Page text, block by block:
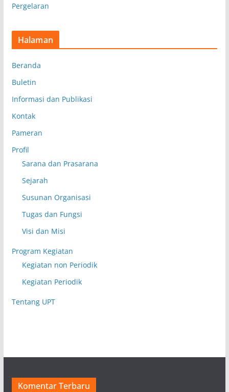
Pergelaran
Halaman
Beranda
Buletin
Informasi dan Publikasi
Kontak
Pameran
Profil
Sarana dan Prasarana
Sejarah
Susunan Organisasi
Tugas dan Fungsi
Visi dan Misi
Program Kegiatan
Kegiatan non Periodik
Kegiatan Periodik
Tentang UPT
Komentar Terbaru